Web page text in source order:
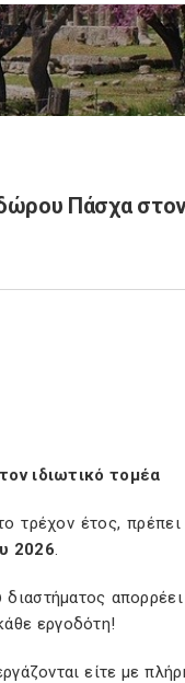
Πάσχα
ιδιωτικό τομέα
τρέχον έτος,
2026.
εργοδότη!
είτε με